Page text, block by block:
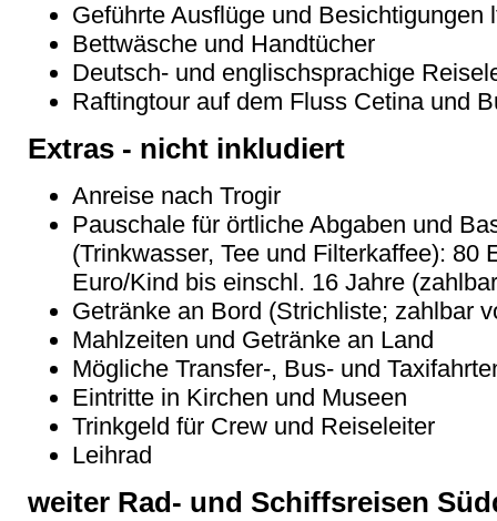
Geführte Ausflüge und Besichtigungen
Bettwäsche und Handtücher
Deutsch- und englischsprachige
Raftingtour auf dem Fluss Cetina und
Extras - nicht inkludiert
Anreise nach Trogir
Pauschale für örtliche Abgaben und
(Trinkwasser, Tee und Filterkaffee): 80
Euro/Kind bis einschl. 16 Jahre
Getränke an Bord (Strichliste; zahlbar
Mahlzeiten und Getränke an Land
Mögliche Transfer-, Bus- und
Eintritte in Kirchen und Museen
Trinkgeld für Crew und Reiseleiter
Leihrad
weiter Rad- und Schiffsreisen